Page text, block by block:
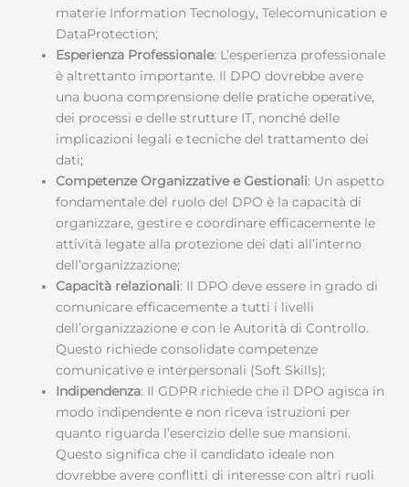
materie Information Tecnology, Telecomunication e
DataProtection;
Esperienza Professionale: L’esperienza professionale
è altrettanto importante. Il DPO dovrebbe avere
una buona comprensione delle pratiche operative,
dei processi e delle strutture IT, nonché delle
implicazioni legali e tecniche del trattamento dei
dati;
Competenze Organizzative e Gestionali: Un aspetto
fondamentale del ruolo del DPO è la capacità di
organizzare, gestire e coordinare efficacemente le
attività legate alla protezione dei dati all’interno
dell’organizzazione;
Capacità relazionali: Il DPO deve essere in grado di
comunicare efficacemente a tutti i livelli
dell’organizzazione e con le Autorità di Controllo.
Questo richiede consolidate competenze
comunicative e interpersonali (Soft Skills);
Indipendenza: Il GDPR richiede che il DPO agisca in
modo indipendente e non riceva istruzioni per
quanto riguarda l’esercizio delle sue mansioni.
Questo significa che il candidato ideale non
dovrebbe avere conflitti di interesse con altri ruoli